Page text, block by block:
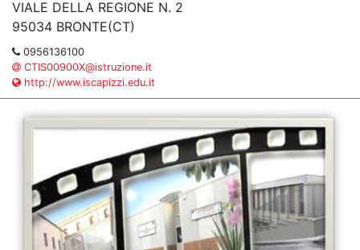
VIALE DELLA REGIONE N. 2
95034 BRONTE(CT)
0956136100
CTIS00900X@istruzione.it
http://www.iscapizzi.edu.it